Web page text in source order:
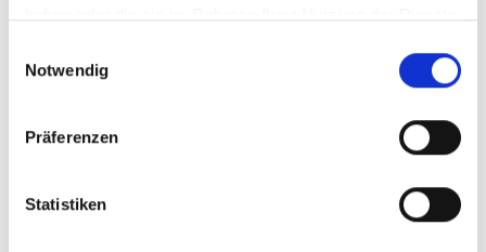
Notwendig
Präferenzen
Statistiken
unsere Kunden zu deren Abklärung an den Augenarzt
verweisen.
Wir verschaffen Ihnen meist ohne lange Wartezeiten
eine optimale Sicht, wir messen Ihre Sehstärke und
individuell auf Ihre Sehaufgaben zugeschnittene Brille
an. Als Gesundheitsberuf hat sich die Augenoptik –